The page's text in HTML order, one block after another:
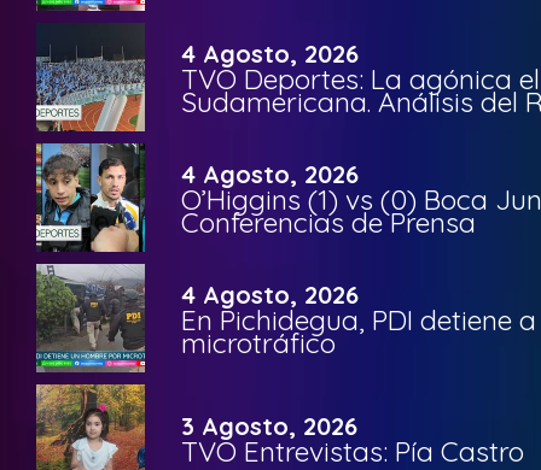
4 Agosto, 2026
TVO Deportes: La agónica
Sudamericana. Análisis del
4 Agosto, 2026
O’Higgins (1) vs (0) Boca
Conferencias de Prensa
4 Agosto, 2026
En Pichidegua, PDI detiene
microtráfico
3 Agosto, 2026
TVO Entrevistas: Pía Castro